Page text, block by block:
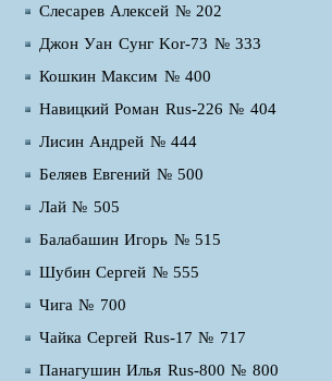
Слесарев Алексей № 202
Джон Уан Сунг Kor-73 № 333
Кошкин Максим № 400
Навицкий Роман Rus-226 № 404
Лисин Андрей № 444
Беляев Евгений № 500
Лай № 505
Балабашин Игорь № 515
Шубин Сергей № 555
Чига № 700
Чайка Сергей Rus-17 № 717
Панагушин Илья Rus-800 № 800